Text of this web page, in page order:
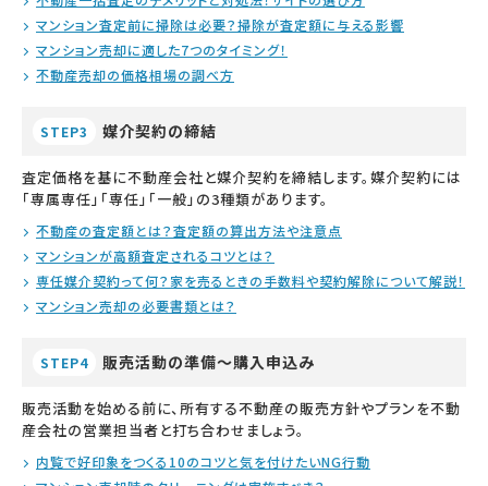
マンション査定前に掃除は必要？掃除が査定額に与える影響
マンション売却に適した7つのタイミング！
不動産売却の価格相場の調べ方
STEP3 媒介契約の締結
査定価格を基に不動産会社と媒介契約を締結します。媒介契約には
「専属専任」「専任」「一般」の3種類があります。
不動産の査定額とは？査定額の算出方法や注意点
マンションが高額査定されるコツとは？
専任媒介契約って何？家を売るときの手数料や契約解除について解説！
マンション売却の必要書類とは？
STEP4 販売活動の準備～購入申込み
販売活動を始める前に、所有する不動産の販売方針やプランを不動
産会社の営業担当者と打ち合わせましょう。
内覧で好印象をつくる10のコツと気を付けたいNG行動